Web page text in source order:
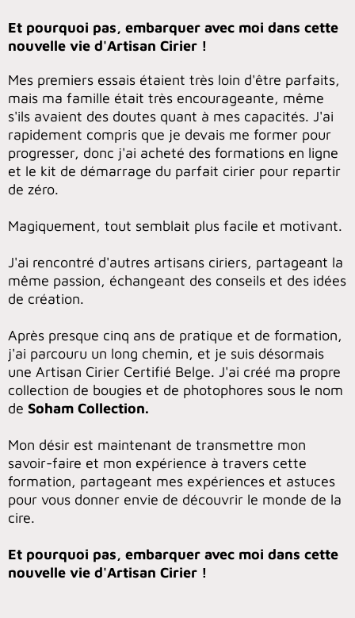
Et pourquoi pas, embarquer avec moi dans cette
nouvelle vie d'Artisan Cirier !
Mes premiers essais étaient très loin d'être parfaits,
mais ma famille était très encourageante, même
s'ils avaient des doutes quant à mes capacités. J'ai
rapidement compris que je devais me former pour
progresser, donc j'ai acheté des formations en ligne
et le kit de démarrage du parfait cirier pour repartir
de zéro.
Magiquement, tout semblait plus facile et motivant.
J'ai rencontré d'autres artisans ciriers, partageant la
même passion, échangeant des conseils et des idées
de création.
Après presque cinq ans de pratique et de formation,
j'ai parcouru un long chemin, et je suis désormais
une Artisan Cirier Certifié Belge. J'ai créé ma propre
collection de bougies et de photophores sous le nom
de Soham Collection.
Mon désir est maintenant de transmettre mon
savoir-faire et mon expérience à travers cette
formation, partageant mes expériences et astuces
pour vous donner envie de découvrir le monde de la
cire.
Et pourquoi pas, embarquer avec moi dans cette
nouvelle vie d'Artisan Cirier !